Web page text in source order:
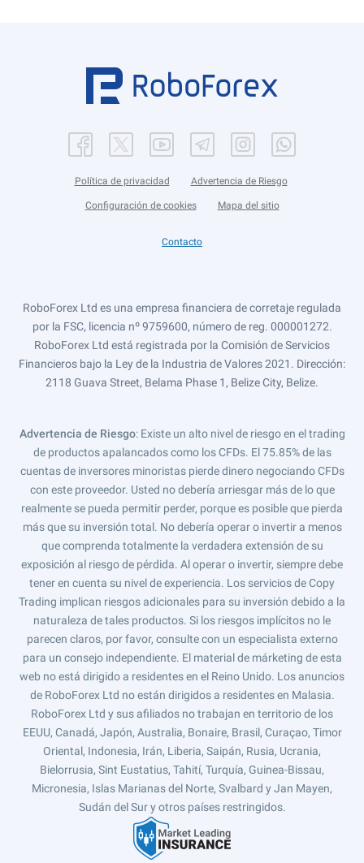
Política de privacidad Advertencia de Riesgo
Configuración de cookies Mapa del sitio
Contacto
RoboForex Ltd es una empresa financiera de corretaje regulada
por la FSC, licencia nº 9759600, número de reg. 000001272.
RoboForex Ltd está registrada por la Comisión de Servicios
Financieros bajo la Ley de la Industria de Valores 2021. Dirección:
2118 Guava Street, Belama Phase 1, Belize City, Belize.
Advertencia de Riesgo: Existe un alto nivel de riesgo en el trading
de productos apalancados como los CFDs. El 75.85% de las
cuentas de inversores minoristas pierde dinero negociando CFDs
con este proveedor. Usted no debería arriesgar más de lo que
realmente se pueda permitir perder, porque es posible que pierda
más que su inversión total. No debería operar o invertir a menos
que comprenda totalmente la verdadera extensión de su
exposición al riesgo de pérdida. Al operar o invertir, siempre debe
tener en cuenta su nivel de experiencia. Los servicios de Copy
Trading implican riesgos adicionales para su inversión debido a la
naturaleza de tales productos. Si los riesgos implícitos no le
parecen claros, por favor, consulte con un especialista externo
para un consejo independiente. El material de márketing de esta
web no está dirigido a residentes en el Reino Unido. Los anuncios
de RoboForex Ltd no están dirigidos a residentes en Malasia.
RoboForex Ltd y sus afiliados no trabajan en territorio de los
EEUU, Canadá, Japón, Australia, Bonaire, Brasil, Curaçao, Timor
Oriental, Indonesia, Irán, Liberia, Saipán, Rusia, Ucrania,
Bielorrusia, Sint Eustatius, Tahití, Turquía, Guinea-Bissau,
Micronesia, Islas Marianas del Norte, Svalbard y Jan Mayen,
Sudán del Sur y otros países restringidos.